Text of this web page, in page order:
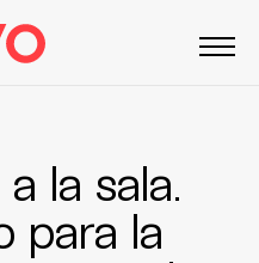
la sala.
para la